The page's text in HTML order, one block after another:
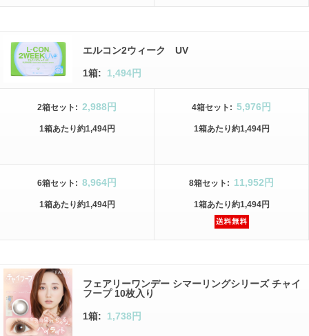
エルコン2ウィーク UV
1箱: 1,494円
2箱セット : 2,988円
1箱あたり約1,494円
4箱セット : 5,976円
1箱あたり約1,494円
6箱セット : 8,964円
1箱あたり約1,494円
8箱セット : 11,952円
1箱あたり約1,494円
フェアリーワンデー シマーリングシリーズ チャイ
フープ 10枚入り
1箱: 1,738円